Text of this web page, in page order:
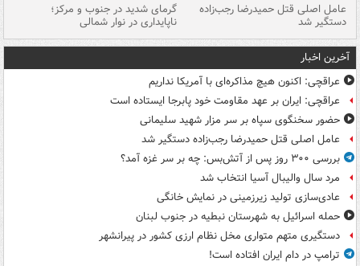
عامل اصلی قتل حمیدرضا رجب‌زاده
دستگیر شد
گرمای شدید در جنوب و مرکز؛
ناپایداری در نوار شمالی
آخرین اخبار
عراقچی: اکنون هیچ مذاکره‌ای با آمریکا نداریم
عراقچی: ایران بر عهد مقاومت خود پابرجا ایستاده است
حضور سخنگوی سپاه بر سر مزار شهید سلیمانی
عامل اصلی قتل حمیدرضا رجب‌زاده دستگیر شد
بررسی ۳۰۰ روز پس از آتش‌بس: چه بر سر غزه آمد؟
مرد سال والیبال آسیا انتخاب شد
عادی‌سازی تولید زیرزمینی در نمایش خانگی
حمله اسرائیل به شهرستان نبطیه در جنوب لبنان
دستگیری متهم متواری مخل نظام ارزی کشور در پیرانشهر
ترامپ در دام ایران افتاده است!